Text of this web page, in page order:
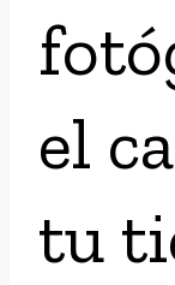
el
tu